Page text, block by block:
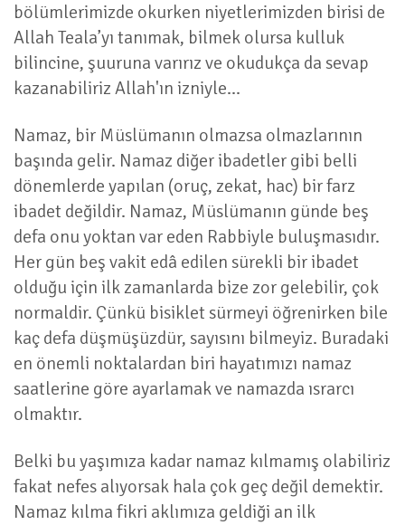
bölümlerimizde okurken niyetlerimizden birisi de
Allah Teala’yı tanımak, bilmek olursa kulluk
bilincine, şuuruna varırız ve okudukça da sevap
kazanabiliriz Allah'ın izniyle...
Namaz, bir Müslümanın olmazsa olmazlarının
başında gelir. Namaz diğer ibadetler gibi belli
dönemlerde yapılan (oruç, zekat, hac) bir farz
ibadet değildir. Namaz, Müslümanın günde beş
defa onu yoktan var eden Rabbiyle buluşmasıdır.
Her gün beş vakit edâ edilen sürekli bir ibadet
olduğu için ilk zamanlarda bize zor gelebilir, çok
normaldir. Çünkü bisiklet sürmeyi öğrenirken bile
kaç defa düşmüşüzdür, sayısını bilmeyiz. Buradaki
en önemli noktalardan biri hayatımızı namaz
saatlerine göre ayarlamak ve namazda ısrarcı
olmaktır.
Belki bu yaşımıza kadar namaz kılmamış olabiliriz
fakat nefes alıyorsak hala çok geç değil demektir.
Namaz kılma fikri aklımıza geldiği an ilk